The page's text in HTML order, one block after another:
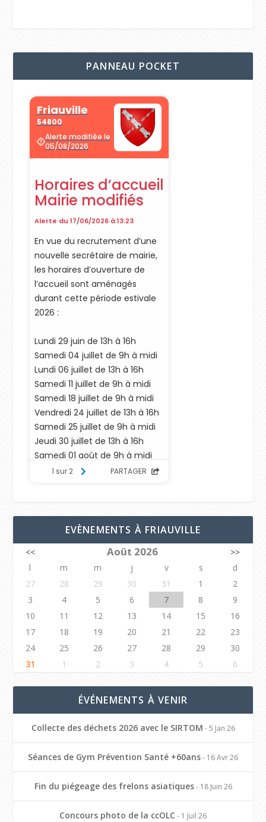
PANNEAU POCKET
EVÈNEMENTS À FRIAUVILLE
<< Août 2026
>>
l
m m j v s
d
27
28 29 30 31 1
2
3
4 5 6 7 8
9
10
11 12 13 14 15
16
17
18 19 20 21 22
23
24
25 26 27 28 29
30
31
1 2 3 4 5 6
ÉVÉNEMENTS À VENIR
Collecte des déchets 2026 avec le SIRTOM - 5 Jan 26
Séances de Gym Prévention Santé +60ans- 16 Avr 26
Fin du piégeage des frelons asiatiques- 18 Juin 26
Concours photo de la ccOLC - 1 Juil 26